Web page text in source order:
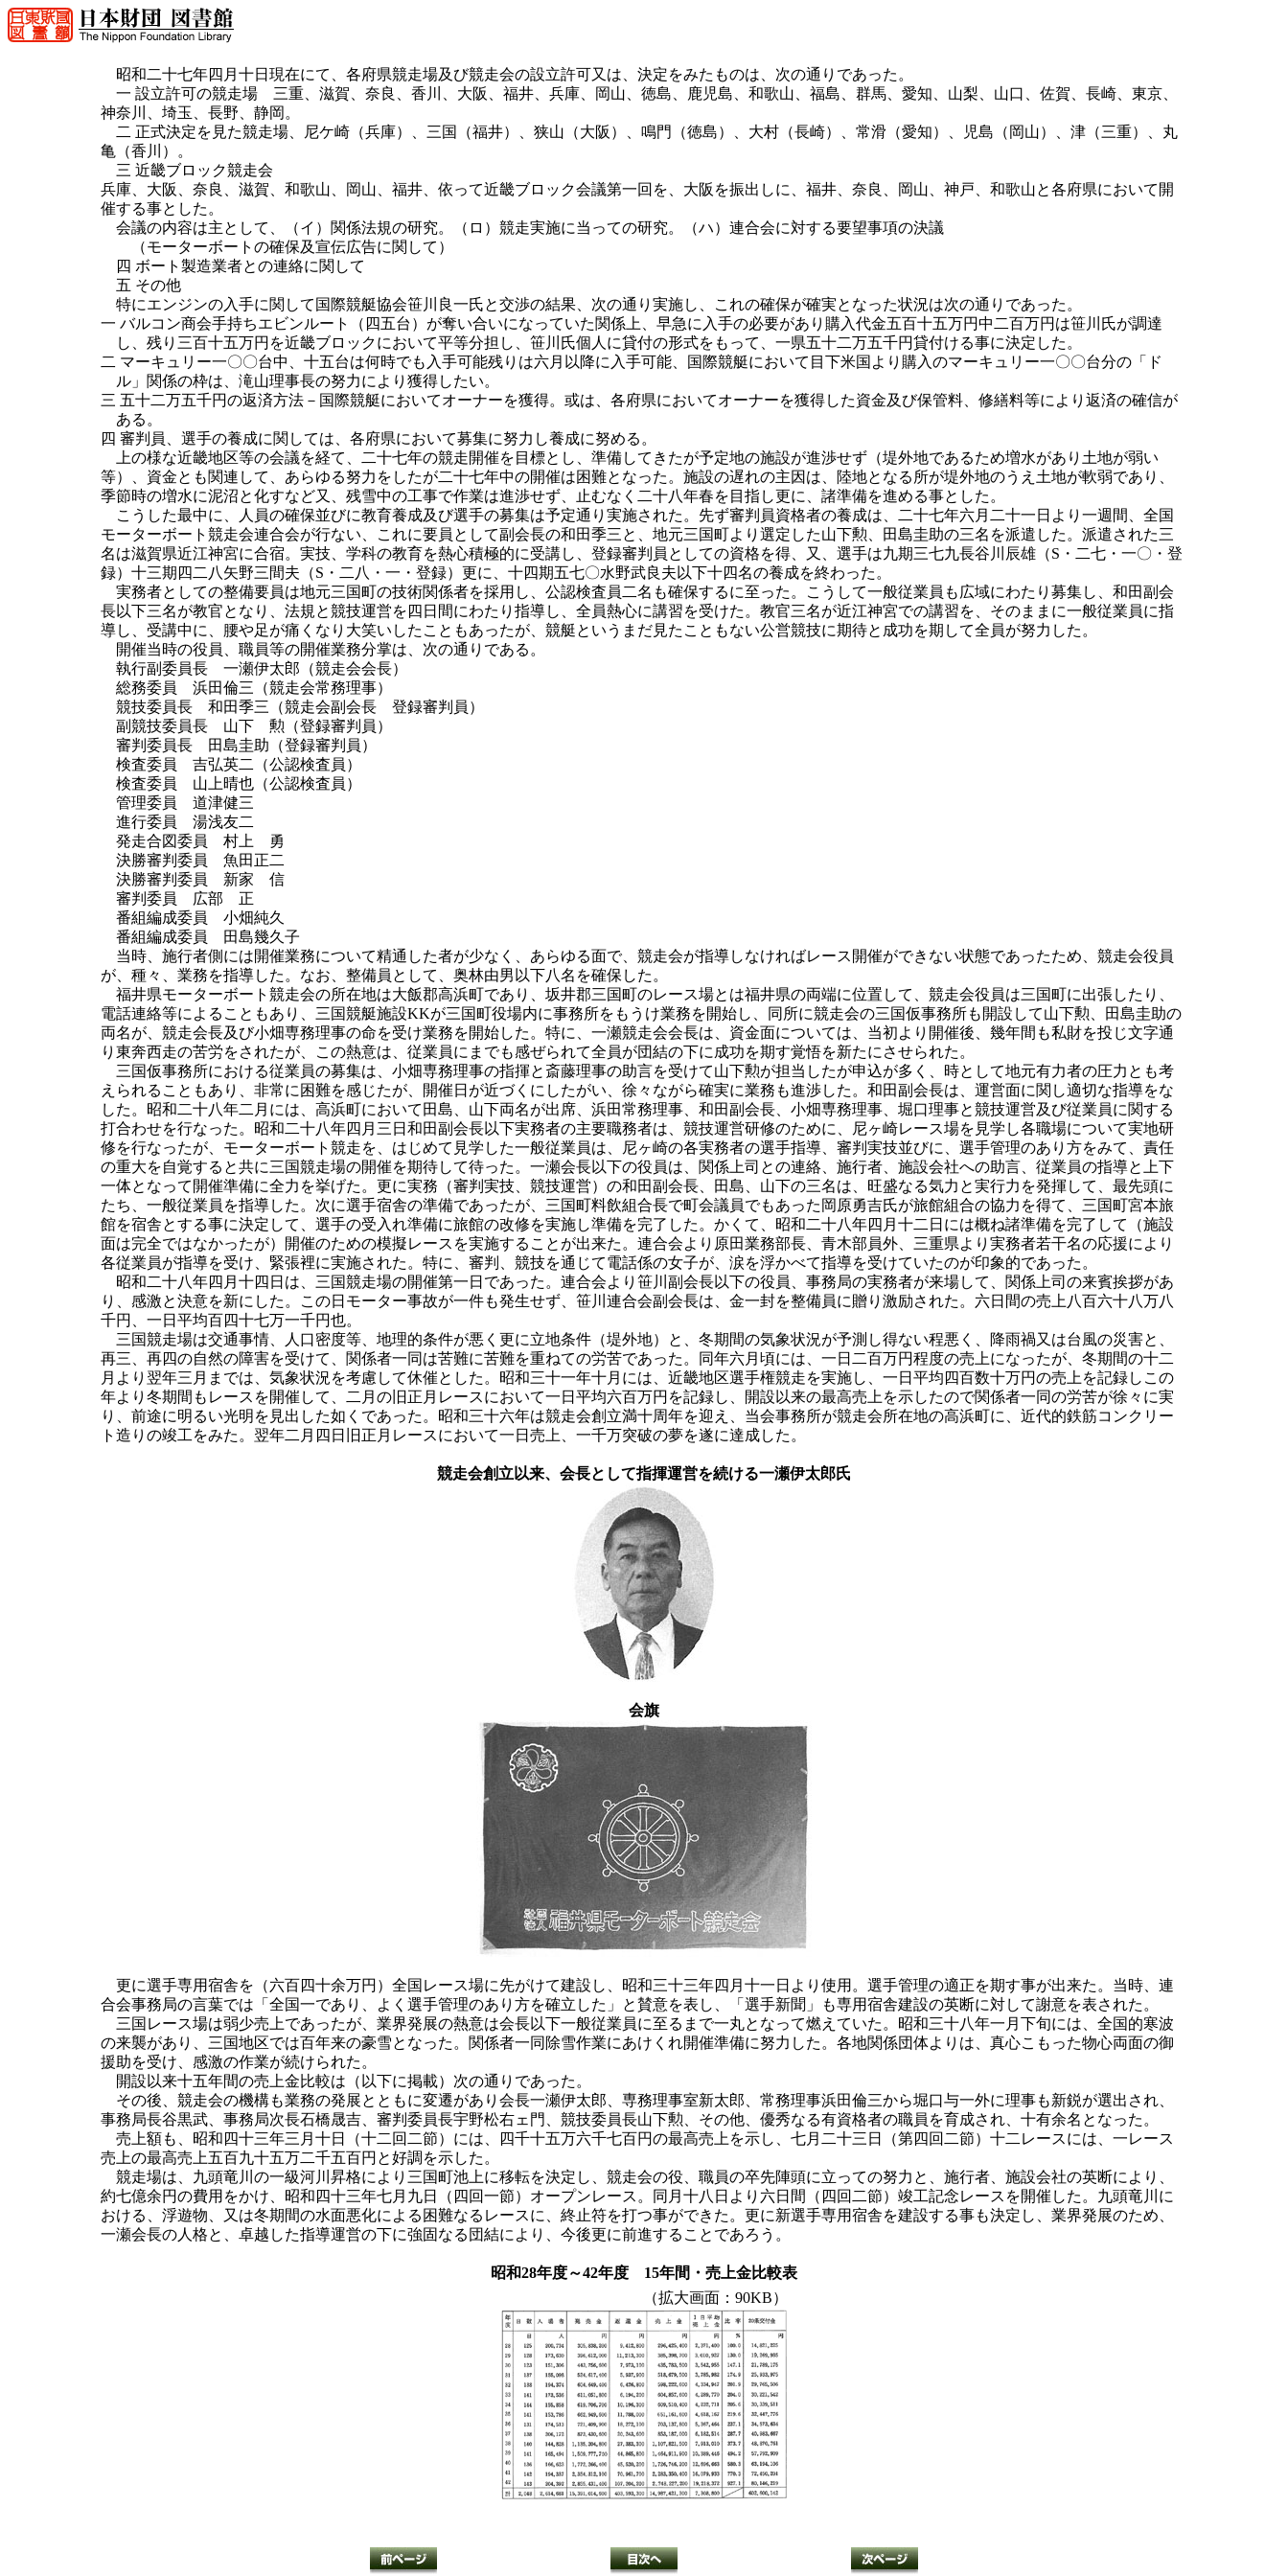
昭和二十七年四月十日現在にて、各府県競走場及び競走会の設立許可又は、決定をみたものは、次の通りであった。
一 設立許可の競走場 三重、滋賀、奈良、香川、大阪、福井、兵庫、岡山、徳島、鹿児島、和歌山、福島、群馬、愛知、山梨、山口、佐賀、長崎、東京、
神奈川、埼玉、長野、静岡。
二 正式決定を見た競走場、尼ケ崎（兵庫）、三国（福井）、狭山（大阪）、鳴門（徳島）、大村（長崎）、常滑（愛知）、児島（岡山）、津（三重）、丸
亀（香川）。
三 近畿ブロック競走会
兵庫、大阪、奈良、滋賀、和歌山、岡山、福井、依って近畿ブロック会議第一回を、大阪を振出しに、福井、奈良、岡山、神戸、和歌山と各府県において開
催する事とした。
会議の内容は主として、（イ）関係法規の研究。（ロ）競走実施に当っての研究。（ハ）連合会に対する要望事項の決議
（モーターボートの確保及宣伝広告に関して）
四 ボート製造業者との連絡に関して
五 その他
特にエンジンの入手に関して国際競艇協会笹川良一氏と交渉の結果、次の通り実施し、これの確保が確実となった状況は次の通りであった。
一 バルコン商会手持ちエビンルート（四五台）が奪い合いになっていた関係上、早急に入手の必要があり購入代金五百十五万円中二百万円は笹川氏が調達
し、残り三百十五万円を近畿ブロックにおいて平等分担し、笹川氏個人に貸付の形式をもって、一県五十二万五千円貸付ける事に決定した。
二 マーキュリー一〇〇台中、十五台は何時でも入手可能残りは六月以降に入手可能、国際競艇において目下米国より購入のマーキュリー一〇〇台分の「ド
ル」関係の枠は、滝山理事長の努力により獲得したい。
三 五十二万五千円の返済方法－国際競艇においてオーナーを獲得。或は、各府県においてオーナーを獲得した資金及び保管料、修繕料等により返済の確信が
ある。
四 審判員、選手の養成に関しては、各府県において募集に努力し養成に努める。
上の様な近畿地区等の会議を経て、二十七年の競走開催を目標とし、準備してきたが予定地の施設が進渉せず（堤外地であるため増水があり土地が弱い
等）、資金とも関連して、あらゆる努力をしたが二十七年中の開催は困難となった。施設の遅れの主因は、陸地となる所が堤外地のうえ土地が軟弱であり、
季節時の増水に泥沼と化すなど又、残雪中の工事で作業は進渉せず、止むなく二十八年春を目指し更に、諸準備を進める事とした。
こうした最中に、人員の確保並びに教育養成及び選手の募集は予定通り実施された。先ず審判員資格者の養成は、二十七年六月二十一日より一週間、全国
モーターボート競走会連合会が行ない、これに要員として副会長の和田季三と、地元三国町より選定した山下勲、田島圭助の三名を派遣した。派遣された三
名は滋賀県近江神宮に合宿。実技、学科の教育を熱心積極的に受講し、登録審判員としての資格を得、又、選手は九期三七九長谷川辰雄（S・二七・一〇・登
録）十三期四二八矢野三間夫（S・二八・一・登録）更に、十四期五七〇水野武良夫以下十四名の養成を終わった。
実務者としての整備要員は地元三国町の技術関係者を採用し、公認検査員二名も確保するに至った。こうして一般従業員も広域にわたり募集し、和田副会
長以下三名が教官となり、法規と競技運営を四日間にわたり指導し、全員熱心に講習を受けた。教官三名が近江神宮での講習を、そのままに一般従業員に指
導し、受講中に、腰や足が痛くなり大笑いしたこともあったが、競艇というまだ見たこともない公営競技に期待と成功を期して全員が努力した。
開催当時の役員、職員等の開催業務分掌は、次の通りである。
執行副委員長 一瀬伊太郎（競走会会長）
総務委員 浜田倫三（競走会常務理事）
競技委員長 和田季三（競走会副会長 登録審判員）
副競技委員長 山下 勲（登録審判員）
審判委員長 田島圭助（登録審判員）
検査委員 吉弘英二（公認検査員）
検査委員 山上晴也（公認検査員）
管理委員 道津健三
進行委員 湯浅友二
発走合図委員 村上 勇
決勝審判委員 魚田正二
決勝審判委員 新家 信
審判委員 広部 正
番組編成委員 小畑純久
番組編成委員 田島幾久子
当時、施行者側には開催業務について精通した者が少なく、あらゆる面で、競走会が指導しなければレース開催ができない状態であったため、競走会役員
が、種々、業務を指導した。なお、整備員として、奥林由男以下八名を確保した。
福井県モーターボート競走会の所在地は大飯郡高浜町であり、坂井郡三国町のレース場とは福井県の両端に位置して、競走会役員は三国町に出張したり、
電話連絡等によることもあり、三国競艇施設KKが三国町役場内に事務所をもうけ業務を開始し、同所に競走会の三国仮事務所も開設して山下勲、田島圭助の
両名が、競走会長及び小畑専務理事の命を受け業務を開始した。特に、一瀬競走会会長は、資金面については、当初より開催後、幾年間も私財を投じ文字通
り東奔西走の苦労をされたが、この熱意は、従業員にまでも感ぜられて全員が団結の下に成功を期す覚悟を新たにさせられた。
三国仮事務所における従業員の募集は、小畑専務理事の指揮と斎藤理事の助言を受けて山下勲が担当したが申込が多く、時として地元有力者の圧力とも考
えられることもあり、非常に困難を感じたが、開催日が近づくにしたがい、徐々ながら確実に業務も進渉した。和田副会長は、運営面に関し適切な指導をな
した。昭和二十八年二月には、高浜町において田島、山下両名が出席、浜田常務理事、和田副会長、小畑専務理事、堀口理事と競技運営及び従業員に関する
打合わせを行なった。昭和二十八年四月三日和田副会長以下実務者の主要職務者は、競技運営研修のために、尼ヶ崎レース場を見学し各職場について実地研
修を行なったが、モーターボート競走を、はじめて見学した一般従業員は、尼ヶ崎の各実務者の選手指導、審判実技並びに、選手管理のあり方をみて、責任
の重大を自覚すると共に三国競走場の開催を期待して待った。一瀬会長以下の役員は、関係上司との連絡、施行者、施設会社への助言、従業員の指導と上下
一体となって開催準備に全力を挙げた。更に実務（審判実技、競技運営）の和田副会長、田島、山下の三名は、旺盛なる気力と実行力を発揮して、最先頭に
たち、一般従業員を指導した。次に選手宿舎の準備であったが、三国町料飲組合長で町会議員でもあった岡原勇吉氏が旅館組合の協力を得て、三国町宮本旅
館を宿舎とする事に決定して、選手の受入れ準備に旅館の改修を実施し準備を完了した。かくて、昭和二十八年四月十二日には概ね諸準備を完了して（施設
面は完全ではなかったが）開催のための模擬レースを実施することが出来た。連合会より原田業務部長、青木部員外、三重県より実務者若干名の応援により
各従業員が指導を受け、緊張裡に実施された。特に、審判、競技を通じて電話係の女子が、涙を浮かべて指導を受けていたのが印象的であった。
昭和二十八年四月十四日は、三国競走場の開催第一日であった。連合会より笹川副会長以下の役員、事務局の実務者が来場して、関係上司の来賓挨拶があ
り、感激と決意を新にした。この日モーター事故が一件も発生せず、笹川連合会副会長は、金一封を整備員に贈り激励された。六日間の売上八百六十八万八
千円、一日平均百四十七万一千円也。
三国競走場は交通事情、人口密度等、地理的条件が悪く更に立地条件（堤外地）と、冬期間の気象状況が予測し得ない程悪く、降雨禍又は台風の災害と、
再三、再四の自然の障害を受けて、関係者一同は苦難に苦難を重ねての労苦であった。同年六月頃には、一日二百万円程度の売上になったが、冬期間の十二
月より翌年三月までは、気象状況を考慮して休催とした。昭和三十一年十月には、近畿地区選手権競走を実施し、一日平均四百数十万円の売上を記録しこの
年より冬期間もレースを開催して、二月の旧正月レースにおいて一日平均六百万円を記録し、開設以来の最高売上を示したので関係者一同の労苦が徐々に実
り、前途に明るい光明を見出した如くであった。昭和三十六年は競走会創立満十周年を迎え、当会事務所が競走会所在地の高浜町に、近代的鉄筋コンクリー
ト造りの竣工をみた。翌年二月四日旧正月レースにおいて一日売上、一千万突破の夢を遂に達成した。
競走会創立以来、会長として指揮運営を続ける一瀬伊太郎氏
会旗
更に選手専用宿舎を（六百四十余万円）全国レース場に先がけて建設し、昭和三十三年四月十一日より使用。選手管理の適正を期す事が出来た。当時、連
合会事務局の言葉では「全国一であり、よく選手管理のあり方を確立した」と賛意を表し、「選手新聞」も専用宿舎建設の英断に対して謝意を表された。
三国レース場は弱少売上であったが、業界発展の熱意は会長以下一般従業員に至るまで一丸となって燃えていた。昭和三十八年一月下旬には、全国的寒波
の来襲があり、三国地区では百年来の豪雪となった。関係者一同除雪作業にあけくれ開催準備に努力した。各地関係団体よりは、真心こもった物心両面の御
援助を受け、感激の作業が続けられた。
開設以来十五年間の売上金比較は（以下に掲載）次の通りであった。
その後、競走会の機構も業務の発展とともに変遷があり会長一瀬伊太郎、専務理事室新太郎、常務理事浜田倫三から堀口与一外に理事も新鋭が選出され、
事務局長谷黒武、事務局次長石橋晟吉、審判委員長宇野松右ェ門、競技委員長山下勲、その他、優秀なる有資格者の職員を育成され、十有余名となった。
売上額も、昭和四十三年三月十日（十二回二節）には、四千十五万六千七百円の最高売上を示し、七月二十三日（第四回二節）十二レースには、一レース
売上の最高売上五百九十五万二千五百円と好調を示した。
競走場は、九頭竜川の一級河川昇格により三国町池上に移転を決定し、競走会の役、職員の卒先陣頭に立っての努力と、施行者、施設会社の英断により、
約七億余円の費用をかけ、昭和四十三年七月九日（四回一節）オープンレース。同月十八日より六日間（四回二節）竣工記念レースを開催した。九頭竜川に
おける、浮遊物、又は冬期間の水面悪化による困難なるレースに、終止符を打つ事ができた。更に新選手専用宿舎を建設する事も決定し、業界発展のため、
一瀬会長の人格と、卓越した指導運営の下に強固なる団結により、今後更に前進することであろう。
昭和28年度～42年度 15年間・売上金比較表
（拡大画面：90KB）